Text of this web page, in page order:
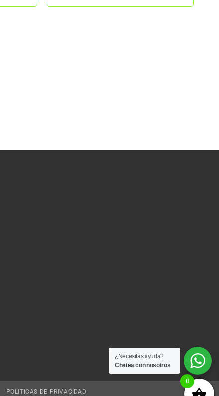
POLITICAS DE PRIVACIDAD
¿Necesitas ayuda?
Chatea con nosotros
0